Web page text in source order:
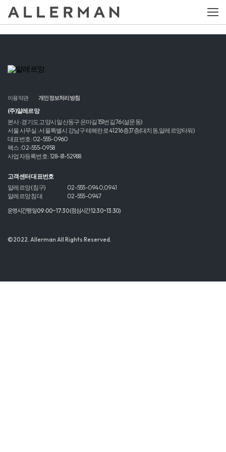
이용약관 개인정보처리방침
(주)알레르망
본사 : 경기도 고양시 일산동구 은마길 151번길 76 (설문동)
서울 사무실 : 서울특별시 강남구 테헤란로 412 16층,17층(대치동,알레르망타워)
대표번호 : 02-555-0960
팩스 : 02-555-0958
사업자등록번호 : 128-81-52988
고객센터 대표번호
알레르망 (침구)
02-555-0940,0941
알레르망 침대
02-555-0947
운영시간 평일 09:00~17:30 (점심시간 12:30~13:30)
©2022. Allerman All Rights Reserved.